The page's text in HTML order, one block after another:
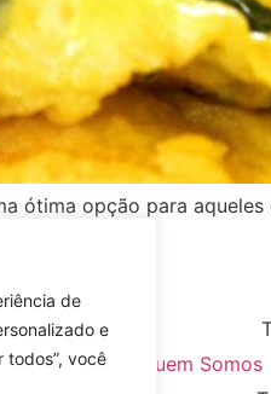
de
e
todos”, você
ótima opção para
Quem Somos